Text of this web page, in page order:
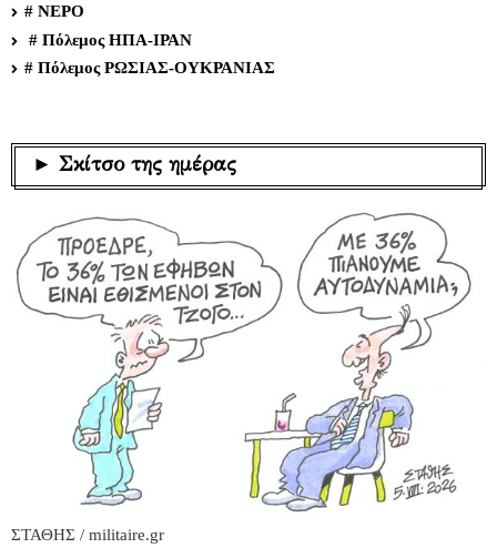
# ΝΕΡΟ
# Πόλεμος ΗΠΑ-ΙΡΑΝ
# Πόλεμος ΡΩΣΙΑΣ-ΟΥΚΡΑΝΙΑΣ
► Σκίτσο της ημέρας
ΣΤΑΘΗΣ / militaire.gr